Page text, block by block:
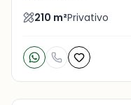
210 m²Privativo